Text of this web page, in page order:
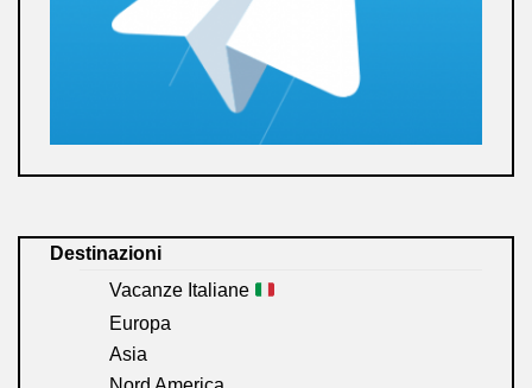
Destinazioni
Vacanze Italiane
Europa
Asia